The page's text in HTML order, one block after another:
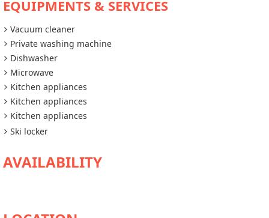
EQUIPMENTS & SERVICES
Vacuum cleaner
Private washing machine
Dishwasher
Microwave
Kitchen appliances
Kitchen appliances
Kitchen appliances
Ski locker
AVAILABILITY